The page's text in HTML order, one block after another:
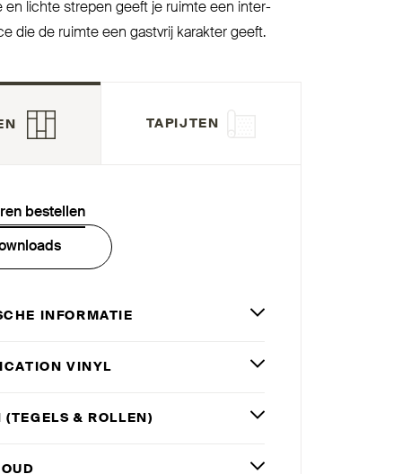
en lichte strepen geeft je ruimte een inter­
die de ruimte een gastvrij karakter geeft.
TAPIJTEN
bestellen
INFORMATIE
VINYL
(TEGELS& ROLLEN)